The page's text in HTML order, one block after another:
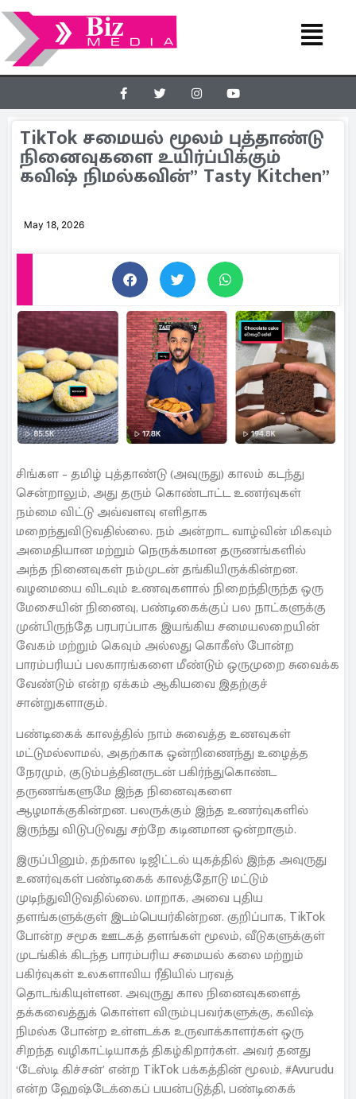
TikTok சமையல் மூலம் புத்தாண்டு
நினைவுகளை உயிர்ப்பிக்கும்
கவிஷ் நிமல்கவின்” Tasty Kitchen”
May 18, 2026
சிங்கள – தமிழ் புத்தாண்டு (அவுருது) காலம் கடந்து
சென்றாலும், அது தரும் கொண்டாட்ட உணர்வுகள்
நம்மை விட்டு அவ்வளவு எளிதாக
மறைந்துவிடுவதில்லை. நம் அன்றாட வாழ்வின் மிகவும்
அமைதியான மற்றும் நெருக்கமான தருணங்களில்
அந்த நினைவுகள் நம்முடன் தங்கியிருக்கின்றன.
வழமையை விடவும் உணவுகளால் நிறைந்திருந்த ஒரு
மேசையின் நினைவு, பண்டிகைக்குப் பல நாட்களுக்கு
முன்பிருந்தே பரபரப்பாக இயங்கிய சமையலறையின்
வேகம் மற்றும் கெவும் அல்லது கொகீஸ் போன்ற
பாரம்பரியப் பலகாரங்களை மீண்டும் ஒருமுறை சுவைக்க
வேண்டும் என்ற ஏக்கம் ஆகியவை இதற்குச்
சான்றுகளாகும்.
பண்டிகைக் காலத்தில் நாம் சுவைத்த உணவுகள்
மட்டுமல்லாமல், அதற்காக ஒன்றிணைந்து உழைத்த
நேரமும், குடும்பத்தினருடன் பகிர்ந்துகொண்ட
தருணங்களுமே இந்த நினைவுகளை
ஆழமாக்குகின்றன. பலருக்கும் இந்த உணர்வுகளில்
இருந்து விடுபடுவது சற்றே கடினமான ஒன்றாகும்.
இருப்பினும், தற்கால டிஜிட்டல் யுகத்தில் இந்த அவுருது
உணர்வுகள் பண்டிகைக் காலத்தோடு மட்டும்
முடிந்துவிடுவதில்லை. மாறாக, அவை புதிய
தளங்களுக்குள் இடம்பெயர்கின்றன. குறிப்பாக, TikTok
போன்ற சமூக ஊடகத் தளங்கள் மூலம், வீடுகளுக்குள்
முடங்கிக் கிடந்த பாரம்பரிய சமையல் கலை மற்றும்
பகிர்வுகள் உலகளாவிய ரீதியில் பரவத்
தொடங்கியுள்ளன. அவுருது கால நினைவுகளைத்
தக்கவைத்துக் கொள்ள விரும்புபவர்களுக்கு, கவிஷ்
நிமல்க போன்ற உள்ளடக்க உருவாக்காளர்கள் ஒரு
சிறந்த வழிகாட்டியாகத் திகழ்கிறார்கள். அவர் தனது
‘டேஸ்டி கிச்சன்’ என்ற TikTok பக்கத்தின் மூலம், #Avurudu
என்ற ஹேஷ்டேக்கைப் பயன்படுத்தி, பண்டிகைக்